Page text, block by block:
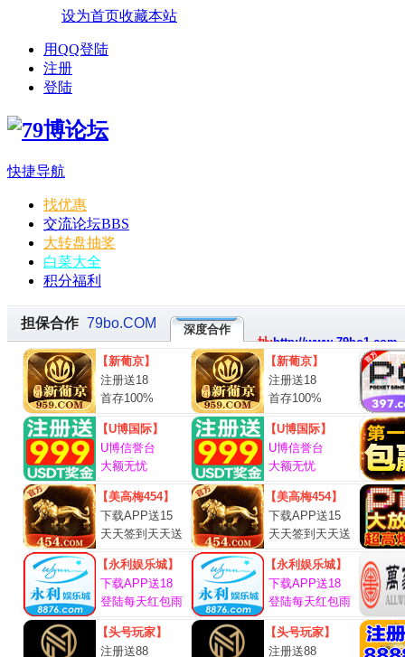
设为首页收藏本站
用QQ登陆
注册
登陆
快捷导航
找优惠
交流论坛BBS
大转盘抽奖
白菜大全
积分福利